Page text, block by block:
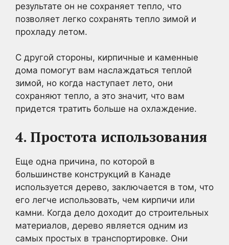
результате он не сохраняет тепло, что
позволяет легко сохранять тепло зимой и
прохладу летом.
С другой стороны, кирпичные и каменные
дома помогут вам наслаждаться теплой
зимой, но когда наступает лето, они
сохраняют тепло, а это значит, что вам
придется тратить больше на охлаждение.
4. Простота использования
Еще одна причина, по которой в
большинстве конструкций в Канаде
используется дерево, заключается в том, что
его легче использовать, чем кирпичи или
камни. Когда дело доходит до строительных
материалов, дерево является одним из
самых простых в транспортировке. Они